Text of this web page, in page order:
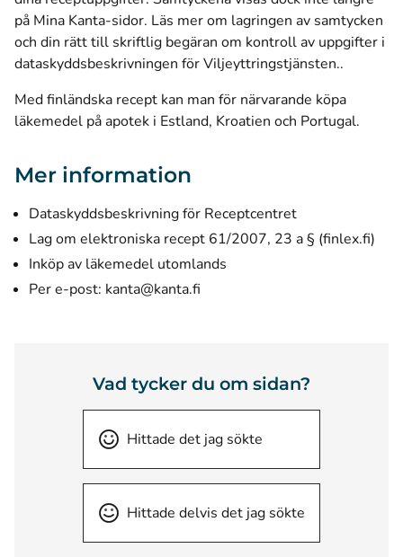
på Mina Kanta-sidor. Läs mer om lagringen av samtycken
och din rätt till skriftlig begäran om kontroll av uppgifter i
dataskyddsbeskrivningen för Viljeyttringstjänsten..
Med finländska recept kan man för närvarande köpa
läkemedel på apotek i Estland, Kroatien och Portugal.
Mer information
Dataskyddsbeskrivning för Receptcentret
Lag om elektroniska recept 61/2007, 23 a § (finlex.fi)
Inköp av läkemedel utomlands
Per e-post: kanta@kanta.fi
Vad tycker du om sidan?
Hittade det jag sökte
Hittade delvis det jag sökte